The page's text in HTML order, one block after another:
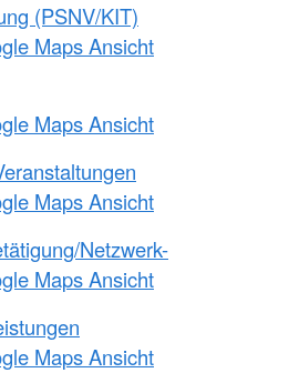
(PSNV/KIT)
Maps Ansicht
Maps Ansicht
Maps Ansicht
Netzwerk-
Maps Ansicht
Maps Ansicht